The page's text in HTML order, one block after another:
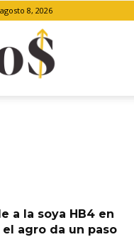
8, 2026
a la soya HB4 en
agro da un paso